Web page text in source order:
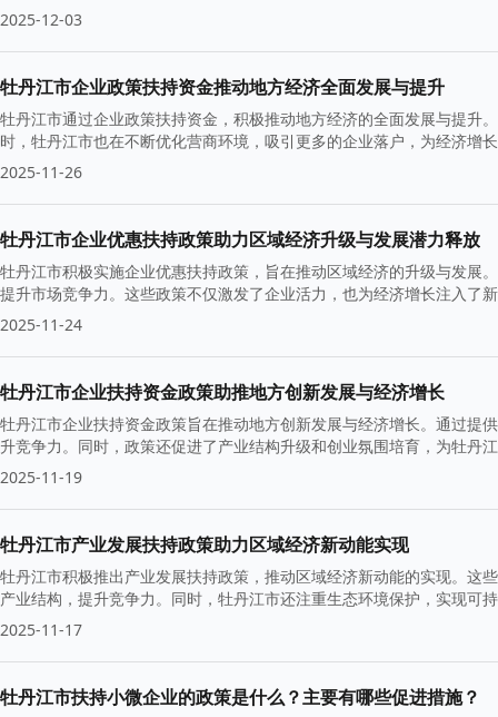
2025-12-03
牡丹江市企业政策扶持资金推动地方经济全面发展与提升
牡丹江市通过企业政策扶持资金，积极推动地方经济的全面发展与提升
时，牡丹江市也在不断优化营商环境，吸引更多的企业落户，为经济增
2025-11-26
牡丹江市企业优惠扶持政策助力区域经济升级与发展潜力释放
牡丹江市积极实施企业优惠扶持政策，旨在推动区域经济的升级与发展
提升市场竞争力。这些政策不仅激发了企业活力，也为经济增长注入了
2025-11-24
牡丹江市企业扶持资金政策助推地方创新发展与经济增长
牡丹江市企业扶持资金政策旨在推动地方创新发展与经济增长。通过提
升竞争力。同时，政策还促进了产业结构升级和创业氛围培育，为牡丹
2025-11-19
牡丹江市产业发展扶持政策助力区域经济新动能实现
牡丹江市积极推出产业发展扶持政策，推动区域经济新动能的实现。这
产业结构，提升竞争力。同时，牡丹江市还注重生态环境保护，实现可
展。
2025-11-17
牡丹江市扶持小微企业的政策是什么？主要有哪些促进措施？